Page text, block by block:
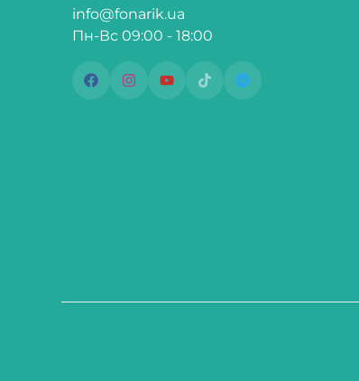
info@fonarik.ua
Пн-Вс 09:00 - 18:00